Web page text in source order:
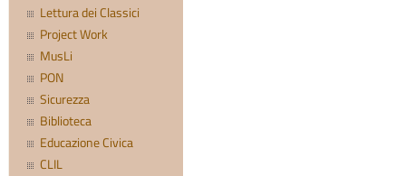
Lettura dei Classici
Project Work
MusLi
PON
Sicurezza
Biblioteca
Educazione Civica
CLIL